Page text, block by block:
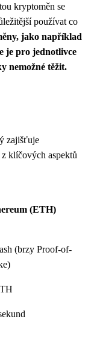
kryptoměn se
používat co
jako například
je pro jednotlivce
nemožné těžit.
zajišťuje
klíčových aspektů
(ETH)
(brzy Proof-of-